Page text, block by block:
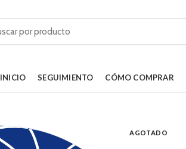
INICIO SEGUIMIENTO CÓMO COMPRAR
AGOTADO